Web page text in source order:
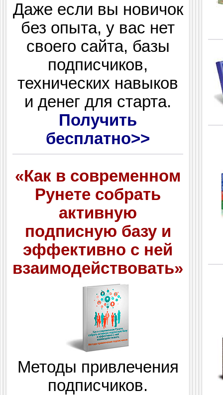
Даже если вы новичок
без опыта, у вас нет
своего сайта, базы
подписчиков,
технических навыков
и денег для старта.
Получить
бесплатно>>
«Как в современном
Рунете собрать
активную
подписную базу и
эффективно с ней
взаимодействовать»
Методы привлечения
подписчиков.